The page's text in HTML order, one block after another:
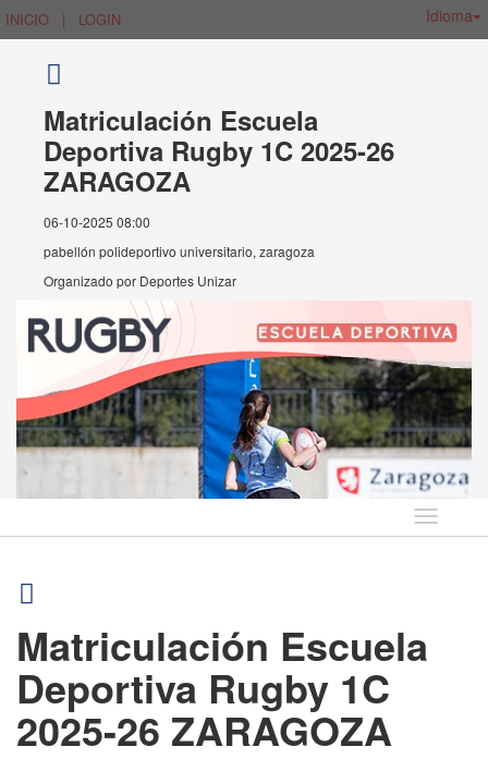
INICIO | LOGIN Idioma
Matriculación Escuela
Deportiva Rugby 1C 2025-26
ZARAGOZA
06-10-2025 08:00
pabellón polideportivo universitario, zaragoza
Organizado por Deportes Unizar
Idioma
Matriculación Escuela
Deportiva Rugby 1C
2025-26 ZARAGOZA